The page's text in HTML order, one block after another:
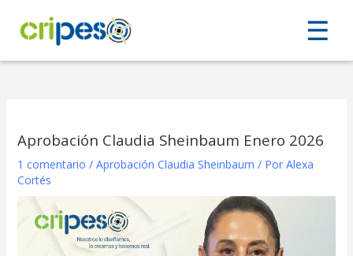
☰
☰
contenido
Aprobación Claudia Sheinbaum Enero 2026
1 comentario / Aprobación Claudia Sheinbaum / Por Alexa
Cortés